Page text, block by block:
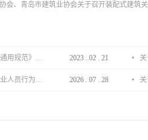
会、青岛市建筑业协会关于召开装配式建筑
公益宣贯的通知 2023 . 02 . 21 关
2026版）》宣贯活动的通知 2026 . 07 . 28 关